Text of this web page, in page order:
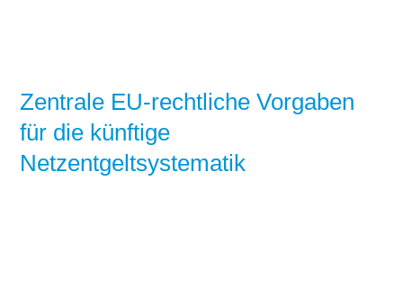
Zentrale EU-rechtliche Vorgaben
für die künftige
Netzentgeltsystematik